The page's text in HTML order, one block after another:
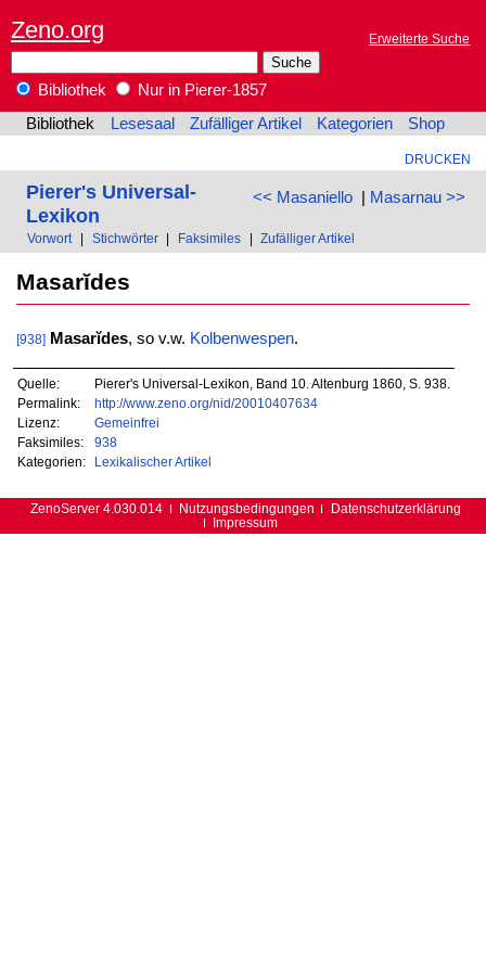
Zeno.org Erweiterte Suche
Bibliothek
Nur in Pierer-1857
Bibliothek
Lesesaal Zufälliger Artikel Kategorien Shop
DRUCKEN
<< Masaniello| Masarnau >>
Pierer's Universal-
Lexikon
Vorwort Stichwörter Faksimiles Zufälliger Artikel
Masarĭdes
[938] Masarĭdes, so v.w. Kolbenwespen.
Quelle:
Pierer's Universal-Lexikon, Band 10. Altenburg 1860, S. 938.
Permalink:
http://www.zeno.org/nid/20010407634
Lizenz:
Gemeinfrei
Faksimiles:
938
Kategorien:
Lexikalischer Artikel
ZenoServer 4.030.014 Nutzungsbedingungen
Datenschutzerklärung
Impressum